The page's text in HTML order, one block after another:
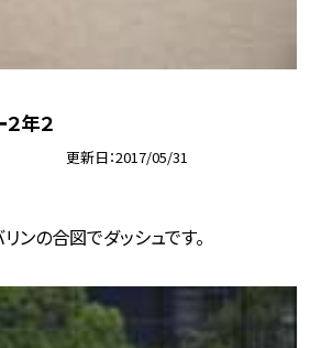
年２
更新日 2017/05/31
ンの合図でダッシュです。